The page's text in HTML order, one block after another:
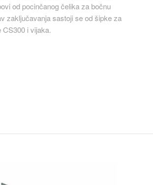
od pocinčanog čelika za bočnu
zaključavanja sastoji se od šipke za
i vijaka.